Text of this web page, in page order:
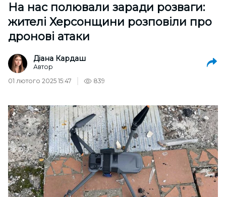
На нас полювали заради розваги:
жителі Херсонщини розповіли про
дронові атаки
Діана Кардаш
Автор
01 лютого 2025 15:47
839